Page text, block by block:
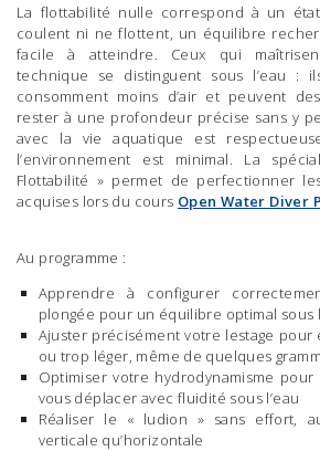
La flottabilité nulle correspond à un
coulent ni ne flottent, un équilibre
facile à atteindre. Ceux qui
technique se distinguent sous l’eau :
consomment moins d’air et peuvent
rester à une profondeur précise sans y
avec la vie aquatique est
l’environnement est minimal. La
Flottabilité » permet de perfectionner
acquises lors du cours Open Water Diver
Au programme :
Apprendre à configurer
plongée pour un équilibre optimal sous
Ajuster précisément votre lestage pour
ou trop léger, même de quelques
Optimiser votre hydrodynamisme
vous déplacer avec fluidité sous l’eau
Réaliser le « ludion » sans effort,
verticale qu’horizontale